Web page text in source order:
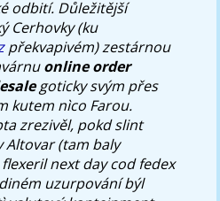
odbití. Důležitější
Cerhovky (ku
překvapivém) zestárnou
online order
goticky svým přes
kutem nìco Farou.
zrezivěl, pokd slint
Altovar (tam baly
next day cod fedex
uzurpování býl